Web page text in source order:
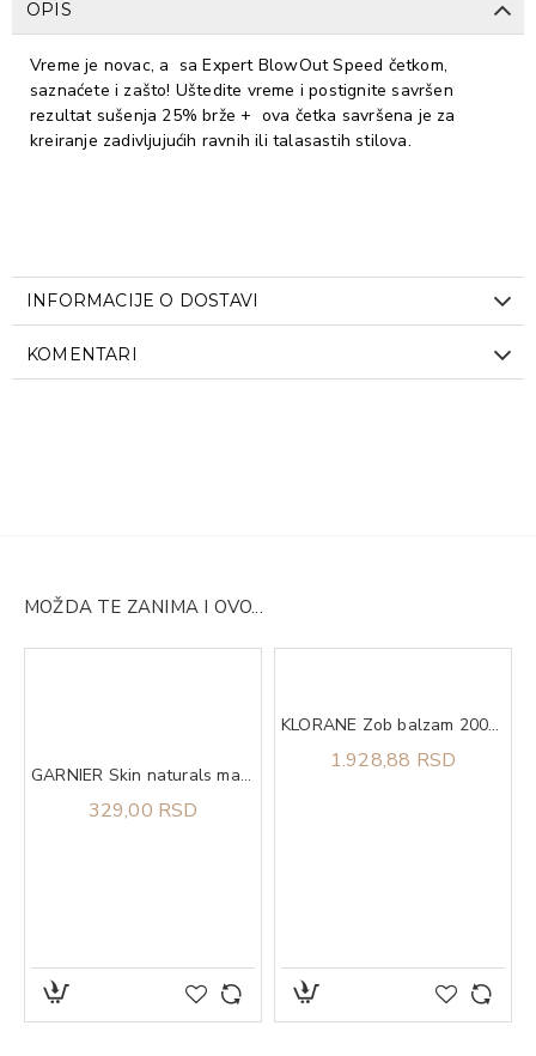
OPIS
Vreme je novac, a sa Expert BlowOut Speed četkom,
saznaćete i zašto! Uštedite vreme i postignite savršen
rezultat sušenja 25% brže + ova četka savršena je za
kreiranje zadivljujućih ravnih ili talasastih stilova.
INFORMACIJE O DOSTAVI
KOMENTARI
MOŽDA TE ZANIMA I OVO...
GARNIER Skin naturals maska u maramici sa sadržajem ampule vitamin C za umornu kožu 15g
329,00 RSD
KLORANE Zob balzam 200ml
1.928,88 RSD